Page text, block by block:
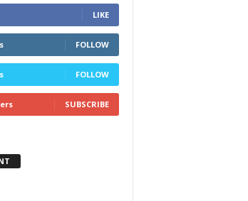
LIKE
FOLLOW
FOLLOW
SUBSCRIBE